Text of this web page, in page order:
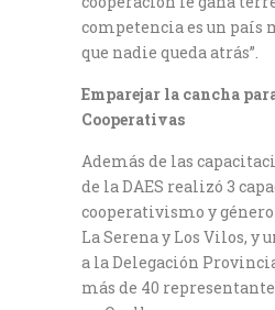
competencia es un país
que nadie queda atrás”.
Emparejar la cancha
Cooperativas
Además de las
de la DAES realizó 3
cooperativismo y
La Serena y Los Vilos, y
a la Delegación
más de 40